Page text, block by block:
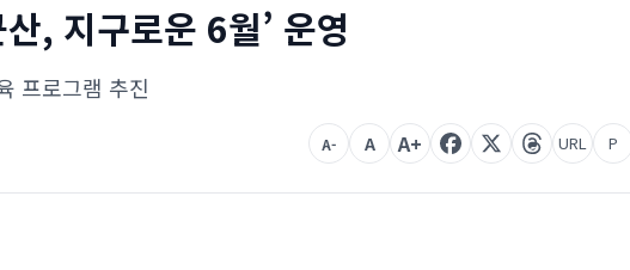
, 지구로운 6월’ 운영
프로그램 추진
A- A A+ URL P